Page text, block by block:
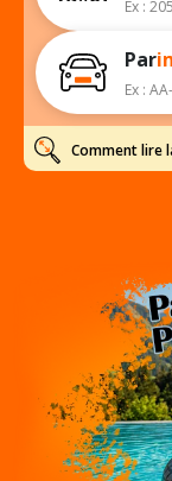
Ex :
Par
Ex :
Comment lire